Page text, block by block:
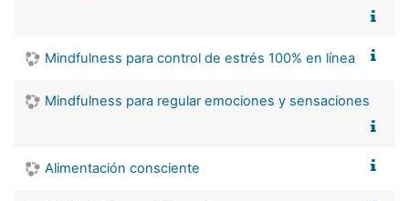
Mindfulness para control de estrés 100% en línea
Mindfulness para regular emociones y sensaciones
Alimentación consciente